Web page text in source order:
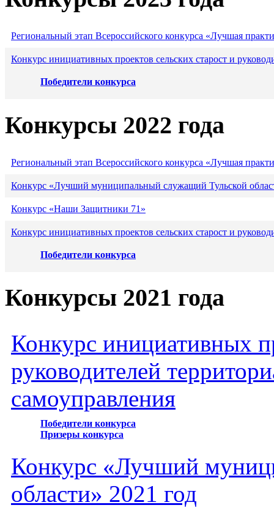
Региональный этап Всероссийского конкурса «Лучшая
Конкурс инициативных проектов сельских старост и
Победители конкурса
Конкурсы 2022 года
Региональный этап Всероссийского конкурса «Лучшая
Конкурс «Лучший муниципальный служащий Тульской
Конкурс «Наши Защитники 71»
Конкурс инициативных проектов сельских старост и
Победители конкурса
Конкурсы 2021 года
Конкурс инициативных
руководителей
самоуправления
Победители конкурса
Призеры конкурса
Конкурс «Лучший
области» 2021 год